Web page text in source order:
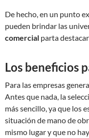
De hecho, en un punto
pueden brindar las
comercial parta
Los beneficios
Para las empresas
Antes que nada, la
más sencillo, ya que los
situación de mano de
mismo lugar y que no